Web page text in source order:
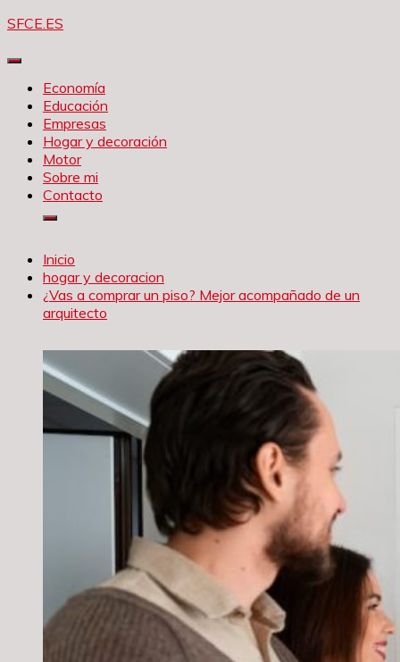
Saltar
contenido
SFCE.ES
Economía
Educación
Empresas
Hogar y decoración
Motor
Sobre mi
Contacto
Inicio
hogar y decoracion
¿Vas a comprar un piso? Mejor acompañado de un
arquitecto